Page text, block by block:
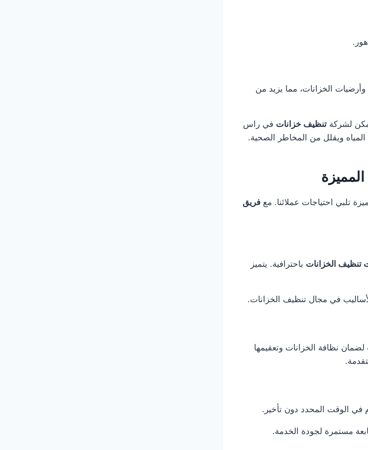
الخزانات، مما يزيد من
لشركةتنظيف خزانات في راس
ويقلل من المخاطر الصحية.
تلبي احتياجات عملائنا. معفريق
تنظيف الخزانات باحترافية. يتميز
في مجال تنظيف الخزانات.
نظافة الخزانات وتعقيمها
في الوقت المحدد دون تأخير.
مستمرة لجودة الخدمة.